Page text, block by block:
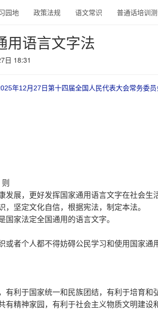
园地 政策法规 语文常识 普通话培训
用语言文字法
日 18:31
年12月27日第十四届全国人民代表大会常务委员
则
展，更好发挥国家通用语言文字在社会生
坚定文化自信，根据宪法，制定本法。
家法定全国通用的语言文字。
者个人都不得妨碍公民学习和使用国家通
利于国家统一和民族团结，有利于培育和
有精神家园，有利于社会主义物质文明建设